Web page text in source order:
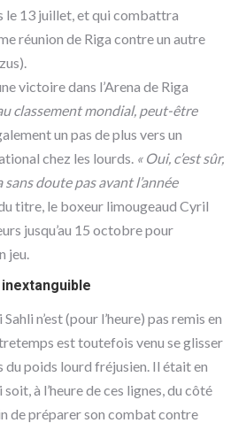
le 13 juillet, et qui combattra
réunion de Riga contre un autre
victoire dans l’Arena de Riga
classement mondial, peut-être
un pas de plus vers un
chez les lourds. « Oui, c’est sûr,
sans doute pas avant l’année
titre, le boxeur limougeaud Cyril
jusqu’au 15 octobre pour
jeu.
n’est (pour l’heure) pas remis en
est toutefois venu se glisser
du poids lourd fréjusien. Il était en
à l’heure de ces lignes, du côté
de préparer son combat contre